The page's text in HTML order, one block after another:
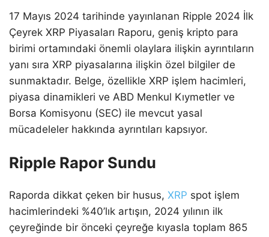
17 Mayıs 2024 tarihinde yayınlanan Ripple 2024 İlk
Çeyrek XRP Piyasaları Raporu, geniş kripto para
birimi ortamındaki önemli olaylara ilişkin ayrıntıların
yanı sıra XRP piyasalarına ilişkin özel bilgiler de
sunmaktadır. Belge, özellikle XRP işlem hacimleri,
piyasa dinamikleri ve ABD Menkul Kıymetler ve
Borsa Komisyonu (SEC) ile mevcut yasal
mücadeleler hakkında ayrıntıları kapsıyor.
Ripple Rapor Sundu
Raporda dikkat çeken bir husus, XRP spot işlem
hacimlerindeki %40’lık artışın, 2024 yılının ilk
çeyreğinde bir önceki çeyreğe kıyasla toplam 865